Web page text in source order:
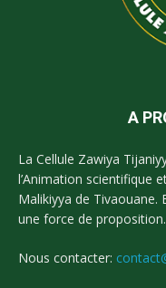
A
La Cellule Zawiya
l’Animation scientifique
Malikiyya de Tivaouane.
une force de proposition.
Nous contacter: